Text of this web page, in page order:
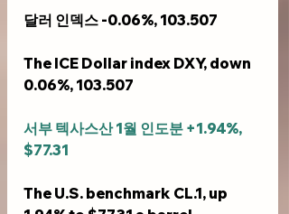
달러 인덱스 -0.06%, 103.507
The ICE Dollar index DXY, down
0.06%, 103.507
서부 텍사스산 1월 인도분 +1.94%,
$77.31
The U.S. benchmark CL.1, up